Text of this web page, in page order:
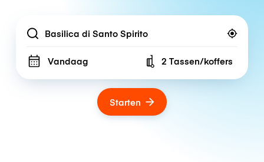
Location
Vandaag Number of bags
2 Tassen/koffers
Starten